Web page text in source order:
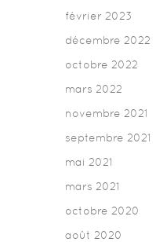
février 2023
décembre 2022
octobre 2022
mars 2022
novembre 2021
septembre 2021
mai 2021
mars 2021
octobre 2020
août 2020